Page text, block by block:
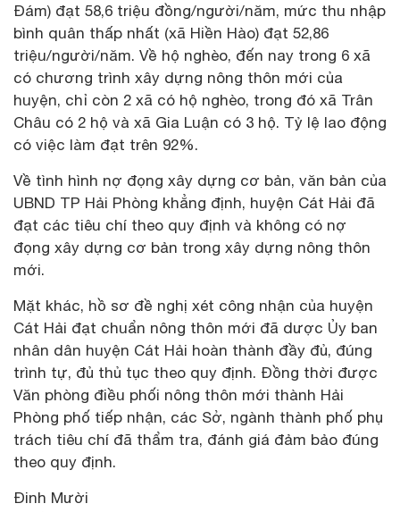
Đám) đạt 58,6 triệu đồng/người/năm, mức thu nhập
bình quân thấp nhất (xã Hiền Hào) đạt 52,86
triệu/người/năm. Về hộ nghèo, đến nay trong 6 xã
có chương trình xây dựng nông thôn mới của
huyện, chỉ còn 2 xã có hộ nghèo, trong đó xã Trân
Châu có 2 hộ và xã Gia Luận có 3 hộ. Tỷ lệ lao động
có việc làm đạt trên 92%.
Về tình hình nợ đọng xây dựng cơ bản, văn bản của
UBND TP Hải Phòng khẳng định, huyện Cát Hải đã
đạt các tiêu chí theo quy định và không có nợ
đọng xây dựng cơ bản trong xây dựng nông thôn
mới.
Mặt khác, hồ sơ đề nghị xét công nhận của huyện
Cát Hải đạt chuẩn nông thôn mới đã dược Ủy ban
nhân dân huyện Cát Hải hoàn thành đầy đủ, đúng
trình tự, đủ thủ tục theo quy định. Đồng thời được
Văn phòng điều phối nông thôn mới thành Hải
Phòng phố tiếp nhận, các Sở, ngành thành phố phụ
trách tiêu chí đã thẩm tra, đánh giá đảm bảo đúng
theo quy định.
Đinh Mười